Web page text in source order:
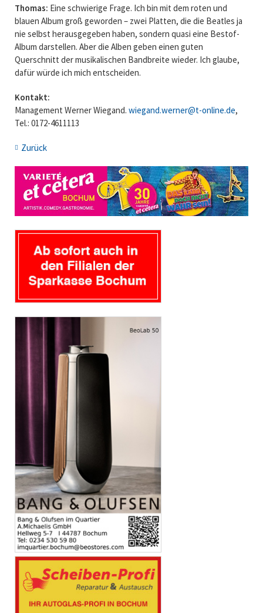
Thomas: Eine schwierige Frage. Ich bin mit dem roten und
blauen Album groß geworden – zwei Platten, die die Beatles ja
nie selbst herausgegeben haben, sondern quasi eine Bestof-
Album darstellen. Aber die Alben geben einen guten
Querschnitt der musikalischen Bandbreite wieder. Ich glaube,
dafür würde ich mich entscheiden.
Kontakt:
Management Werner Wiegand. wiegand.werner@t-online.de,
Tel.: 0172-4611113
Zurück